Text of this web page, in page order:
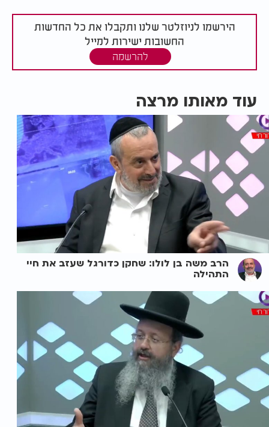
הירשמו לניוזלטר שלנו ותקבלו את כל החדשות
החשובות ישירות למייל
להרשמה
עוד מאותו מרצה
הרב משה בן לולו: שחקן כדורגל שעזב את חיי
התהילה